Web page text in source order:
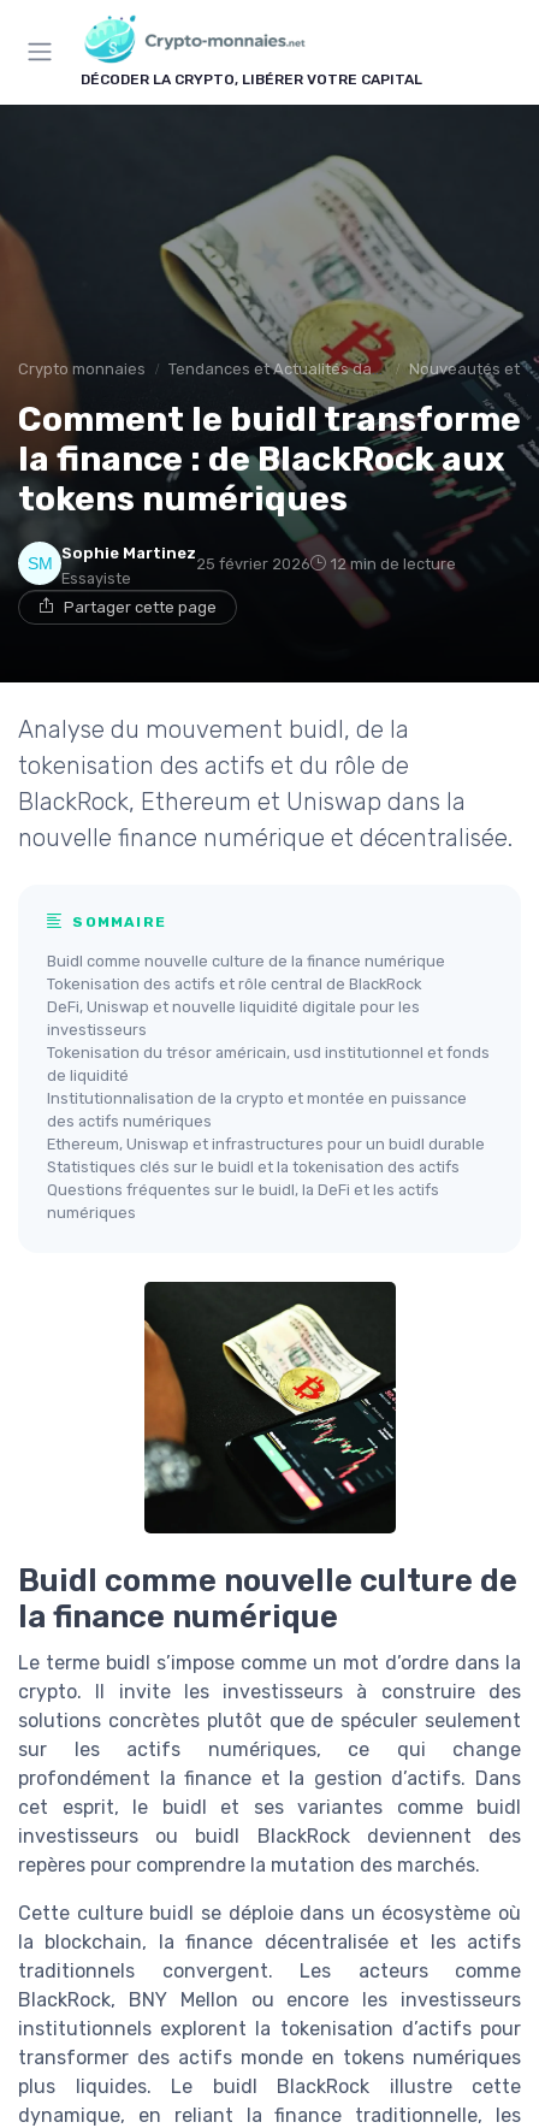
DÉCODER LA CRYPTO, LIBÉRER VOTRE CAPITAL
Crypto monnaies Tendances et Actualités dans les cryptomonnaies Nouveautés et
Comment le buidl transforme
la finance : de BlackRock aux
tokens numériques
Sophie Martinez
Essayiste
25 février 2026 12 min de lecture
Partager cette page
Analyse du mouvement buidl, de la
tokenisation des actifs et du rôle de
BlackRock, Ethereum et Uniswap dans la
nouvelle finance numérique et décentralisée.
SOMMAIRE
Buidl comme nouvelle culture de la finance numérique
Tokenisation des actifs et rôle central de BlackRock
DeFi, Uniswap et nouvelle liquidité digitale pour les
investisseurs
Tokenisation du trésor américain, usd institutionnel et fonds
de liquidité
Institutionnalisation de la crypto et montée en puissance
des actifs numériques
Ethereum, Uniswap et infrastructures pour un buidl durable
Statistiques clés sur le buidl et la tokenisation des actifs
Questions fréquentes sur le buidl, la DeFi et les actifs
numériques
Buidl comme nouvelle culture de
la finance numérique
Le terme buidl s’impose comme un mot d’ordre dans la
crypto. Il invite les investisseurs à construire des
solutions concrètes plutôt que de spéculer seulement
sur les actifs numériques, ce qui change
profondément la finance et la gestion d’actifs. Dans
cet esprit, le buidl et ses variantes comme buidl
investisseurs ou buidl BlackRock deviennent des
repères pour comprendre la mutation des marchés.
Cette culture buidl se déploie dans un écosystème où
la blockchain, la finance décentralisée et les actifs
traditionnels convergent. Les acteurs comme
BlackRock, BNY Mellon ou encore les investisseurs
institutionnels explorent la tokenisation d’actifs pour
transformer des actifs monde en tokens numériques
plus liquides. Le buidl BlackRock illustre cette
dynamique, en reliant la finance traditionnelle, les
Panneau de gestion des cookies